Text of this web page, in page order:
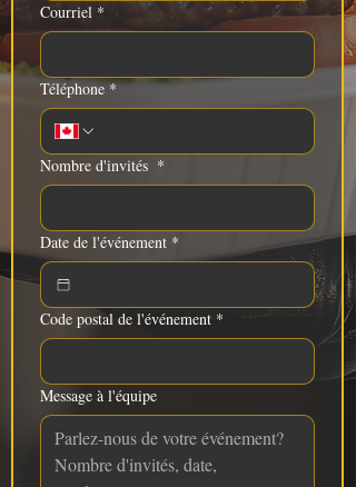
Courriel *
Téléphone *
Nombre d'invités *
Date de l'événement *
Code postal de l'événement *
Message à l'équipe